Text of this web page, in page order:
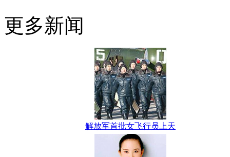
更多新闻
解放军首批女飞行员上天